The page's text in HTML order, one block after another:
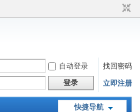
自动登录
找回密码
登录 立即注册
快捷导航